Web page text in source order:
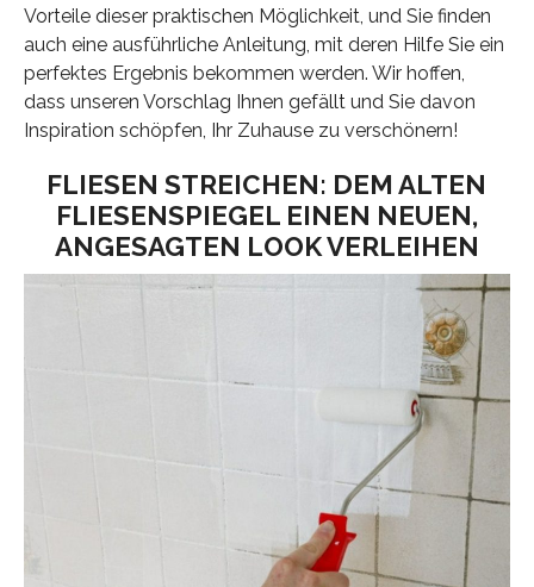
Vorteile dieser praktischen Möglichkeit, und Sie finden
auch eine ausführliche Anleitung, mit deren Hilfe Sie ein
perfektes Ergebnis bekommen werden. Wir hoffen,
dass unseren Vorschlag Ihnen gefällt und Sie davon
Inspiration schöpfen, Ihr Zuhause zu verschönern!
FLIESEN STREICHEN: DEM ALTEN
FLIESENSPIEGEL EINEN NEUEN,
ANGESAGTEN LOOK VERLEIHEN